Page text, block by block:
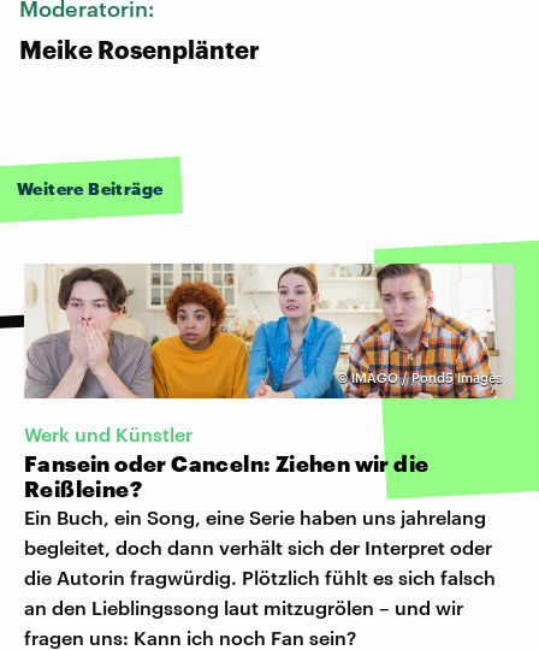
Moderatorin:
Meike Rosenplänter
Weitere Beiträge
©IMAGO / Pond5 Images
Werk und Künstler
Fansein oder Canceln: Ziehen wir die
Reißleine?
Ein Buch, ein Song, eine Serie haben uns jahrelang
begleitet, doch dann verhält sich der Interpret oder
die Autorin fragwürdig. Plötzlich fühlt es sich falsch
an den Lieblingssong laut mitzugrölen – und wir
fragen uns: Kann ich noch Fan sein?